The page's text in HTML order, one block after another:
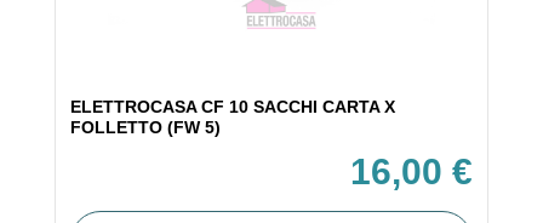
ELETTROCASA CF 10 SACCHI CARTA X
FOLLETTO (FW 5)
16,00 €